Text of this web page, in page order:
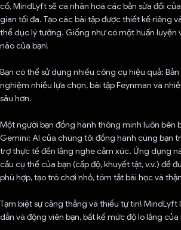
cố, MindLyft sẽ cá nhân hoá các bản sửa đổi
gian tối đa. Tạo các bài tập được thiết kế riêng
thể dục lý tưởng. Giống như có một huấn luyện
não của bạn!
Bạn có thể sử dụng nhiều công cụ hiệu quả:
nghiệm nhiều lựa chọn, bài tập Feynman và
sâu hơn.
Một người bạn đồng hành thông minh luôn bên
Gemini: AI của chúng tôi đồng hành cùng bạn
trợ thực tế đến lắng nghe cảm xúc. Ứng dụng
cầu cụ thể của bạn (cấp độ, khuyết tật, v.v.) để
phù hợp, tạo trò chơi nhỏ, tóm tắt bài học và
Tạm biệt sự căng thẳng và thiếu tự tin! MindLyft
dẫn và động viên bạn, bất kể mức độ lo lắng của